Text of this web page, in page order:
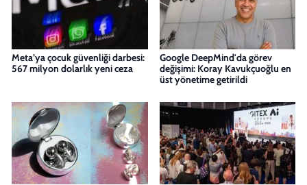
Meta’ya çocuk güvenliği darbesi:
567 milyon dolarlık yeni ceza
Google DeepMind'da görev
değişimi: Koray Kavukçuoğlu en
üst yönetime getirildi